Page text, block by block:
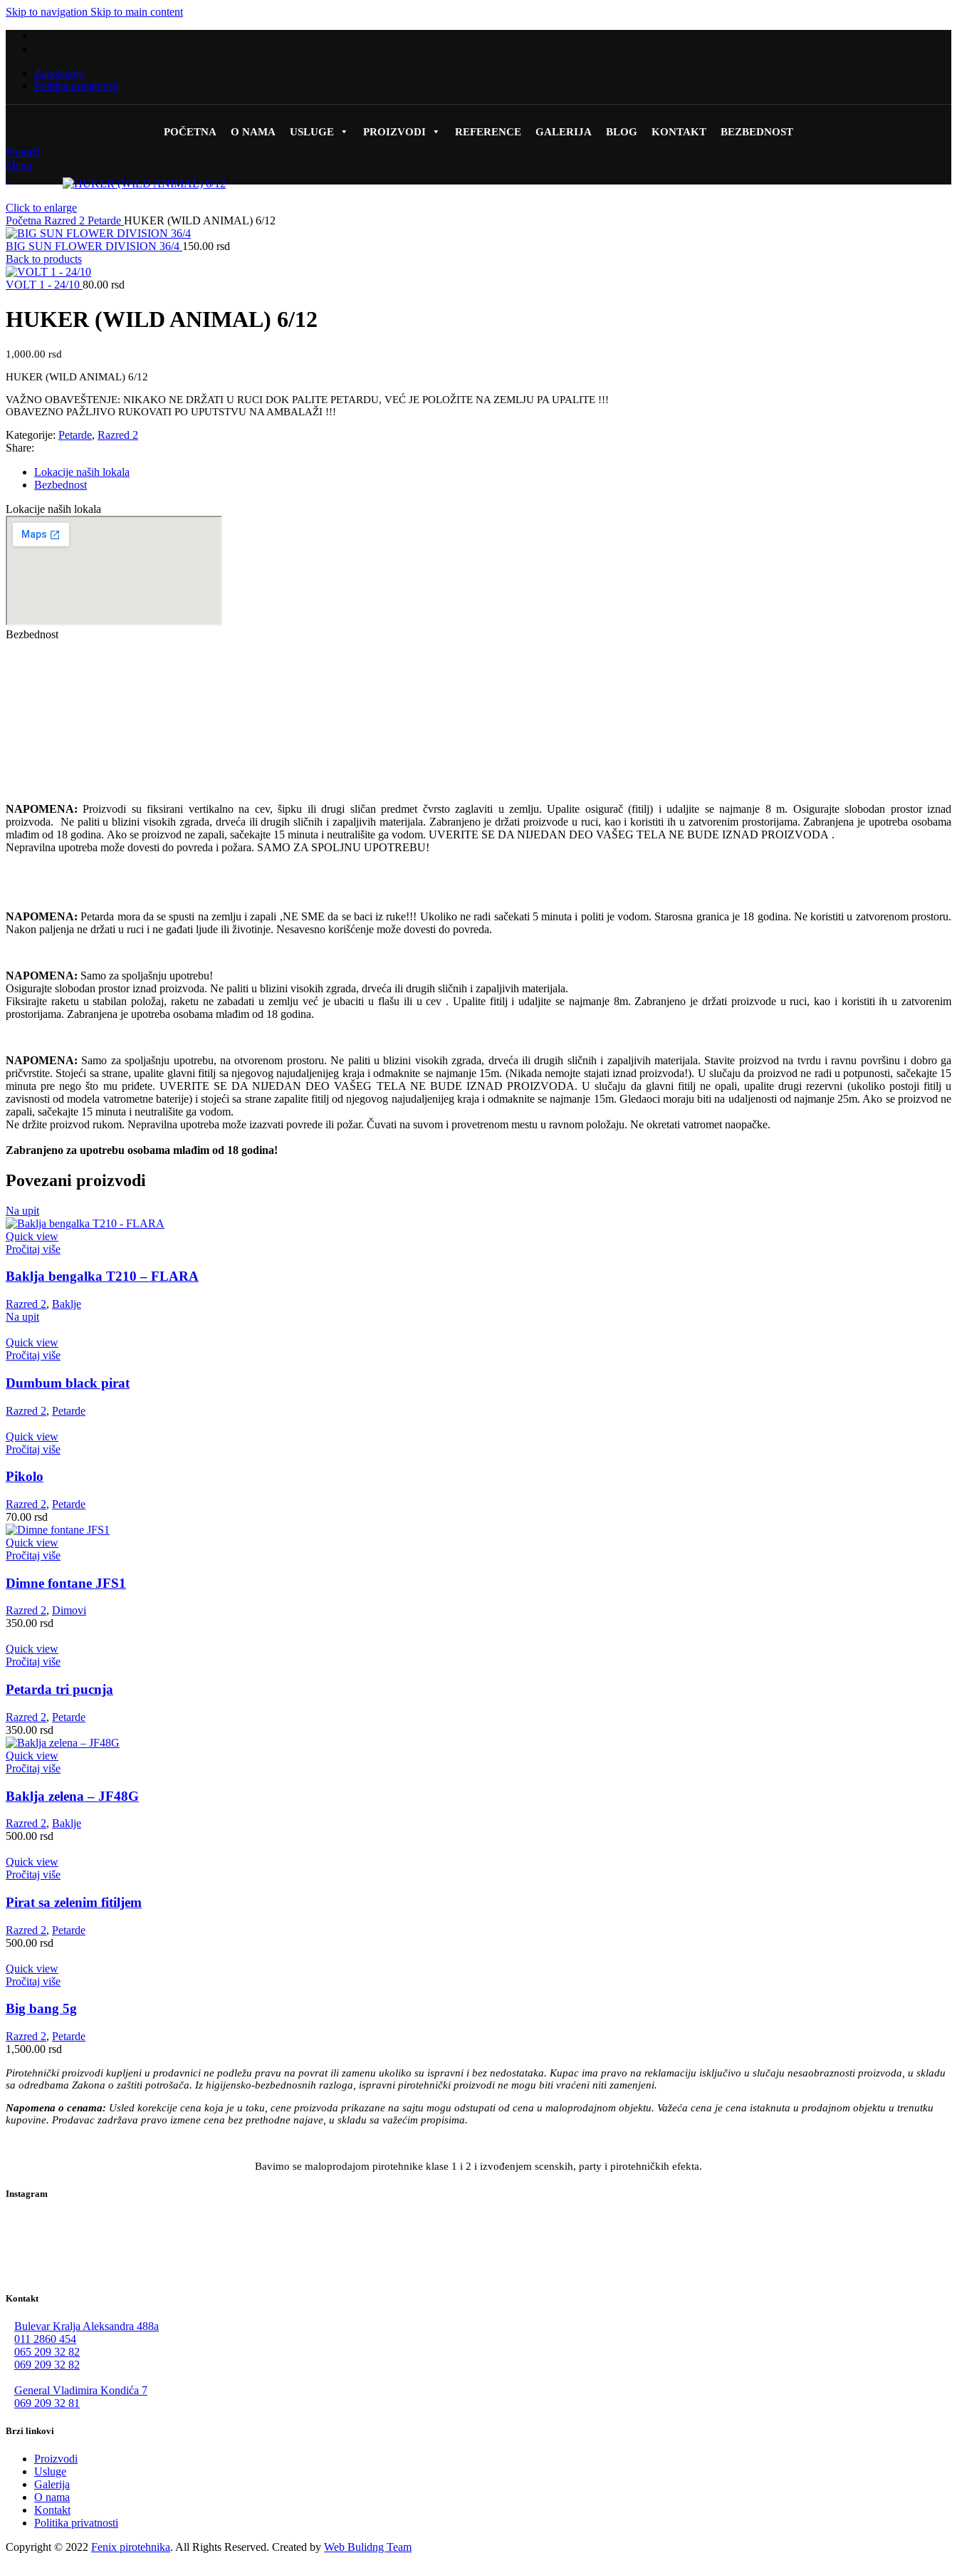
Skip to navigation Skip to main content
Zaposlenje
Politika privatnosti
POČETNA O NAMA USLUGE PROIZVODI REFERENCE GALERIJA BLOG KONTAKT BEZBEDNOST
Pretraži
Menu
Click to enlarge
Početna Razred 2 Petarde HUKER (WILD ANIMAL) 6/12
BIG SUN FLOWER DIVISION 36/4 150.00 rsd
Back to products
VOLT 1 - 24/10 80.00 rsd
HUKER (WILD ANIMAL) 6/12
1,000.00 rsd
HUKER (WILD ANIMAL) 6/12
VAŽNO OBAVEŠTENJE: NIKAKO NE DRŽATI U RUCI DOK PALITE PETARDU, VEĆ JE POLOŽITE NA ZEMLJU PA UPALITE !!!
OBAVEZNO PAŽLJIVO RUKOVATI PO UPUTSTVU NA AMBALAŽI !!!
Kategorije: Petarde, Razred 2
Share:
Lokacije naših lokala
Bezbednost
Lokacije naših lokala
Bezbednost
NAPOMENA: Proizvodi su fiksirani vertikalno na cev, šipku ili drugi sličan predmet čvrsto zaglaviti u zemlju. Upalite osigurač (fitilj) i udaljite se najmanje 8 m. Osigurajte slobodan prostor iznad
proizvoda. Ne paliti u blizini visokih zgrada, drveća ili drugih sličnih i zapaljivih materijala. Zabranjeno je držati proizvode u ruci, kao i koristiti ih u zatvorenim prostorijama. Zabranjena je upotreba osobama
mlađim od 18 godina. Ako se proizvod ne zapali, sačekajte 15 minuta i neutrališite ga vodom. UVERITE SE DA NIJEDAN DEO VAŠEG TELA NE BUDE IZNAD PROIZVODA .
Nepravilna upotreba može dovesti do povreda i požara. SAMO ZA SPOLJNU UPOTREBU!
NAPOMENA: Petarda mora da se spusti na zemlju i zapali ,NE SME da se baci iz ruke!!! Ukoliko ne radi sačekati 5 minuta i politi je vodom. Starosna granica je 18 godina. Ne koristiti u zatvorenom prostoru.
Nakon paljenja ne držati u ruci i ne gađati ljude ili životinje. Nesavesno korišćenje može dovesti do povreda.
NAPOMENA: Samo za spoljašnju upotrebu!
Osigurajte slobodan prostor iznad proizvoda. Ne paliti u blizini visokih zgrada, drveća ili drugih sličnih i zapaljivih materijala.
Fiksirajte raketu u stabilan položaj, raketu ne zabadati u zemlju već je ubaciti u flašu ili u cev . Upalite fitilj i udaljite se najmanje 8m. Zabranjeno je držati proizvode u ruci, kao i koristiti ih u zatvorenim
prostorijama. Zabranjena je upotreba osobama mlađim od 18 godina.
NAPOMENA: Samo za spoljašnju upotrebu, na otvorenom prostoru. Ne paliti u blizini visokih zgrada, drveća ili drugih sličnih i zapaljivih materijala. Stavite proizvod na tvrdu i ravnu površinu i dobro ga
pričvrstite. Stojeći sa strane, upalite glavni fitilj sa njegovog najudaljenijeg kraja i odmaknite se najmanje 15m. (Nikada nemojte stajati iznad proizvoda!). U slučaju da proizvod ne radi u potpunosti, sačekajte 15
minuta pre nego što mu priđete. UVERITE SE DA NIJEDAN DEO VAŠEG TELA NE BUDE IZNAD PROIZVODA. U slučaju da glavni fitilj ne opali, upalite drugi rezervni (ukoliko postoji fitilj u
zavisnosti od modela vatrometne baterije) i stojeći sa strane zapalite fitilj od njegovog najudaljenijeg kraja i odmaknite se najmanje 15m. Gledaoci moraju biti na udaljenosti od najmanje 25m. Ako se proizvod ne
zapali, sačekajte 15 minuta i neutrališite ga vodom.
Ne držite proizvod rukom. Nepravilna upotreba može izazvati povrede ili požar. Čuvati na suvom i provetrenom mestu u ravnom položaju. Ne okretati vatromet naopačke.
Zabranjeno za upotrebu osobama mlađim od 18 godina!
Povezani proizvodi
Na upit
Quick view
Pročitaj više
Baklja bengalka T210 – FLARA
Razred 2, Baklje
Na upit
Quick view
Pročitaj više
Dumbum black pirat
Razred 2, Petarde
Quick view
Pročitaj više
Pikolo
Razred 2, Petarde
70.00 rsd
Quick view
Pročitaj više
Dimne fontane JFS1
Razred 2, Dimovi
350.00 rsd
Quick view
Pročitaj više
Petarda tri pucnja
Razred 2, Petarde
350.00 rsd
Quick view
Pročitaj više
Baklja zelena – JF48G
Razred 2, Baklje
500.00 rsd
Quick view
Pročitaj više
Pirat sa zelenim fitiljem
Razred 2, Petarde
500.00 rsd
Quick view
Pročitaj više
Big bang 5g
Razred 2, Petarde
1,500.00 rsd
Pirotehnički proizvodi kupljeni u prodavnici ne podležu pravu na povrat ili zamenu ukoliko su ispravni i bez nedostataka. Kupac ima pravo na reklamaciju isključivo u slučaju nesaobraznosti proizvoda, u skladu
sa odredbama Zakona o zaštiti potrošača. Iz higijensko-bezbednosnih razloga, ispravni pirotehnički proizvodi ne mogu biti vraćeni niti zamenjeni.
Napomena o cenama: Usled korekcije cena koja je u toku, cene proizvoda prikazane na sajtu mogu odstupati od cena u maloprodajnom objektu. Važeća cena je cena istaknuta u prodajnom objektu u trenutku
kupovine. Prodavac zadržava pravo izmene cena bez prethodne najave, u skladu sa važećim propisima.
Bavimo se maloprodajom pirotehnike klase 1 i 2 i izvođenjem scenskih, party i pirotehničkih efekta.
Instagram
Kontakt
Bulevar Kralja Aleksandra 488a
011 2860 454
065 209 32 82
069 209 32 82
General Vladimira Kondića 7
069 209 32 81
Brzi linkovi
Proizvodi
Usluge
Galerija
O nama
Kontakt
Politika privatnosti
Copyright © 2022 Fenix pirotehnika. All Rights Reserved. Created by Web Bulidng Team